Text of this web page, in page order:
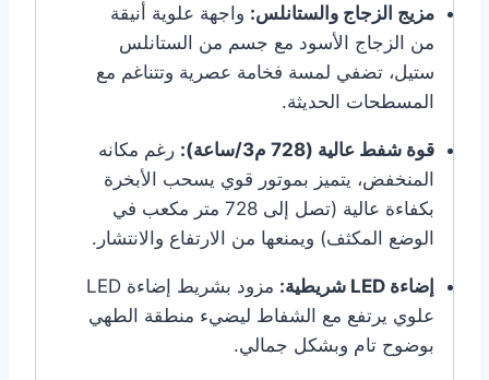
مزيج الزجاج والستانلس: واجهة علوية أنيقة
من الزجاج الأسود مع جسم من الستانلس
ستيل، تضفي لمسة فخامة عصرية وتتناغم مع
المسطحات الحديثة.
قوة شفط عالية (728 م3/ساعة):
رغم مكانه
المنخفض، يتميز بموتور قوي يسحب الأبخرة
بكفاءة عالية (تصل إلى 728 متر مكعب في
الوضع المكثف) ويمنعها من الارتفاع والانتشار.
إضاءة LED شريطية:
مزود بشريط إضاءة LED
علوي يرتفع مع الشفاط ليضيء منطقة الطهي
بوضوح تام وبشكل جمالي.